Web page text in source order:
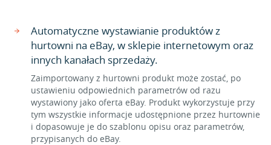
Automatyczne wystawianie produktów z
hurtowni na eBay, w sklepie internetowym oraz
innych kanałach sprzedaży.
Zaimportowany z hurtowni produkt może zostać, po
ustawieniu odpowiednich parametrów od razu
wystawiony jako oferta eBay. Produkt wykorzystuje przy
tym wszystkie informacje udostępnione przez hurtownie
i dopasowuje je do szablonu opisu oraz parametrów,
przypisanych do eBay.